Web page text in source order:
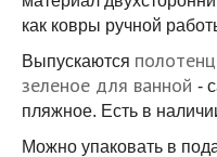
как ковры ручной
Выпускаются
зеленое для ванной -
пляжное. Есть в
Можно упаковать в